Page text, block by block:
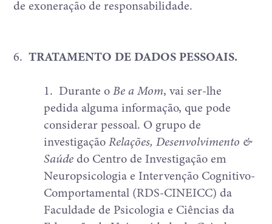
de exoneração de responsabilidade.
6. TRATAMENTO DE DADOS PESSOAIS.
1. Durante oBe a Mom, vai ser-lhe
pedida alguma informação, que pode
considerar pessoal. O grupo de
investigaçãoRelações, Desenvolvimento &
Saúde do Centro de Investigação em
Neuropsicologia e Intervenção Cognitivo-
Comportamental (RDS-CINEICC) da
Faculdade de Psicologia e Ciências da